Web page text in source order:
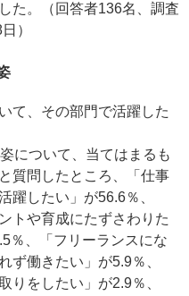
た。（回答者136名、調査
）
て、その部門で活躍した
について、当てはまるも
質問したところ、「仕事
躍したい」が56.6％、
トや育成にたずさわりた
％、「フリーランスにな
ず働きたい」が5.9％、
りをしたい」が2.9％、